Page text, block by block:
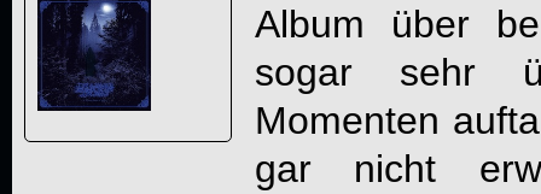
Album über
sogar sehr
Momenten
gar nicht